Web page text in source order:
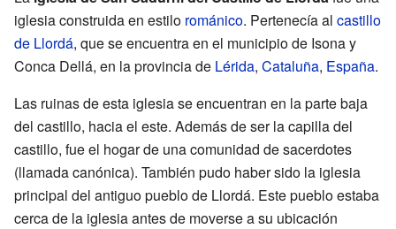
iglesia construida en estilo románico. Pertenecía al castillo
de Llordá, que se encuentra en el municipio de Isona y
Conca Dellá, en la provincia de Lérida, Cataluña, España.
Las ruinas de esta iglesia se encuentran en la parte baja
del castillo, hacia el este. Además de ser la capilla del
castillo, fue el hogar de una comunidad de sacerdotes
(llamada canónica). También pudo haber sido la iglesia
principal del antiguo pueblo de Llordá. Este pueblo estaba
cerca de la iglesia antes de moverse a su ubicación